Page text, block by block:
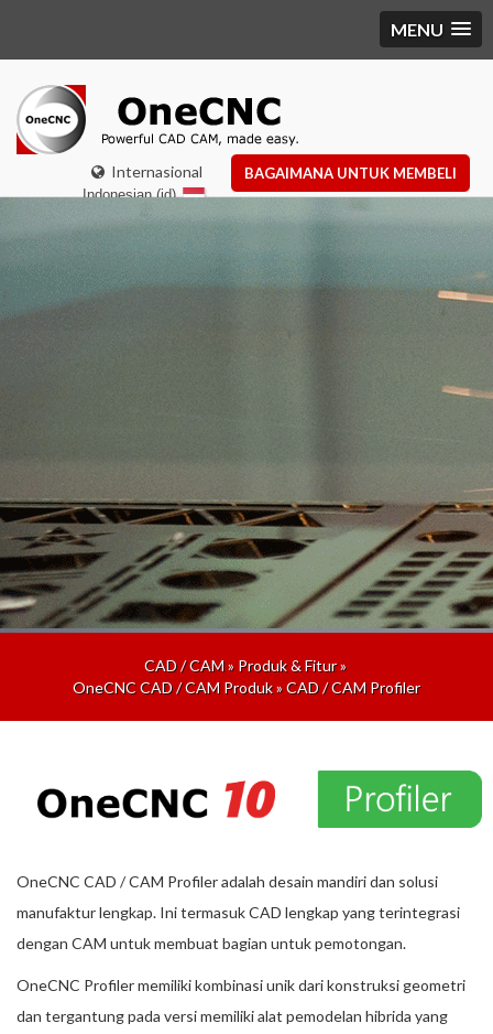
MENU
Internasional BAGAIMANA UNTUK MEMBELI
Indonesian (id)
CAD / CAM» Produk & Fitur»
OneCNC CAD / CAM Produk»CAD / CAM Profiler
OneCNC CAD / CAM Profiler adalah desain mandiri dan solusi
manufaktur lengkap. Ini termasuk CAD lengkap yang terintegrasi
dengan CAM untuk membuat bagian untuk pemotongan.
OneCNC Profiler memiliki kombinasi unik dari konstruksi geometri
dan tergantung pada versi memiliki alat pemodelan hibrida yang